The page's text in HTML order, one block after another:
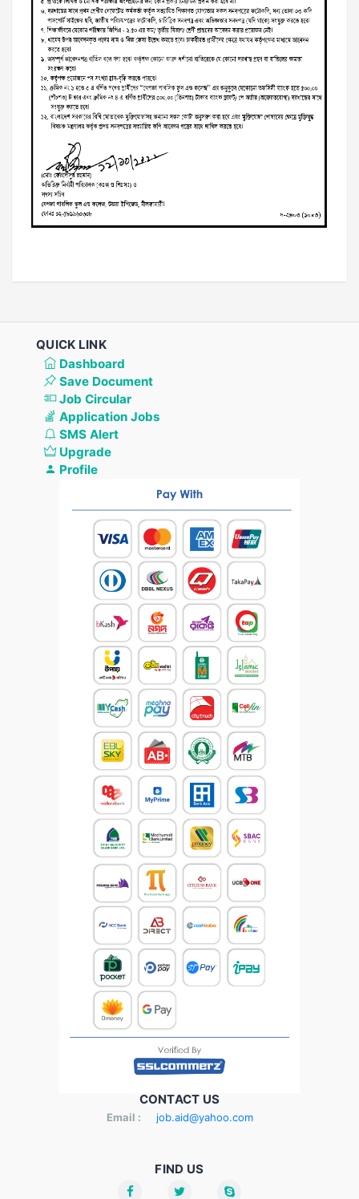
QUICK LINK
Dashboard
Save Document
Job Circular
Application Jobs
SMS Alert
Upgrade
Profile
CONTACT US
Email : job.aid@yahoo.com
FIND US